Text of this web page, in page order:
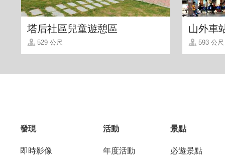
塔后社區兒童遊憩區
529 公尺
山外車
593 公尺
發現
即時影像
活動
年度活動
景點
必遊景點